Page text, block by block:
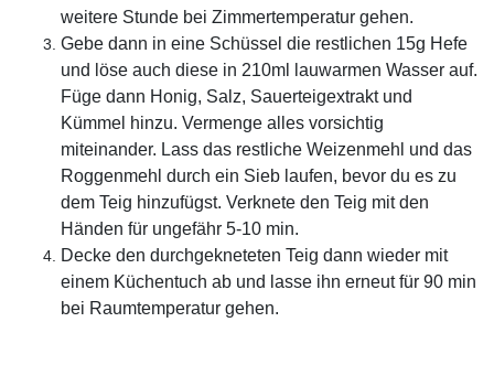
weitere Stunde bei Zimmertemperatur gehen.
Gebe dann in eine Schüssel die restlichen 15g Hefe
und löse auch diese in 210ml lauwarmen Wasser auf.
Füge dann Honig, Salz, Sauerteigextrakt und
Kümmel hinzu. Vermenge alles vorsichtig
miteinander. Lass das restliche Weizenmehl und das
Roggenmehl durch ein Sieb laufen, bevor du es zu
dem Teig hinzufügst. Verknete den Teig mit den
Händen für ungefähr 5-10 min.
Decke den durchgekneteten Teig dann wieder mit
einem Küchentuch ab und lasse ihn erneut für 90 min
bei Raumtemperatur gehen.